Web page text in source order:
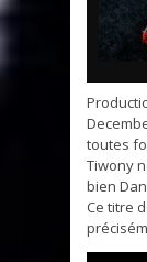
toutes
Tiwony
bien
Ce titre